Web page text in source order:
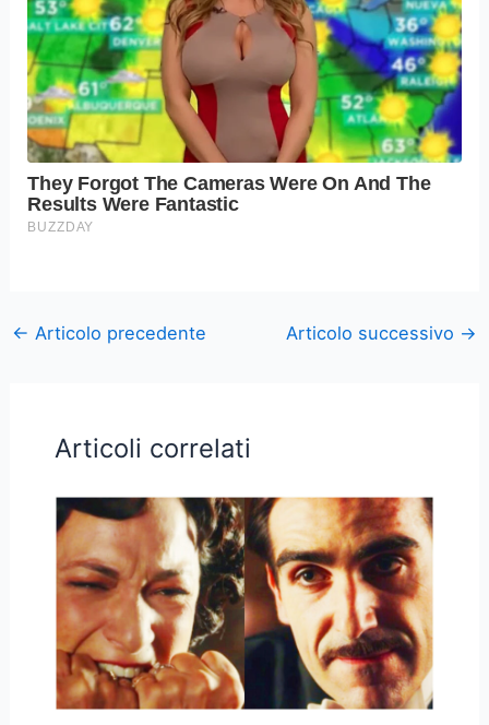
← Articolo precedente Articolo successivo →
Articoli correlati